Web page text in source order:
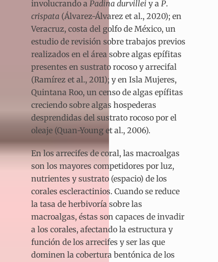
involucrando a Padina durvillei y a P.
crispata (Álvarez-Álvarez et al., 2020); en
Veracruz, costa del golfo de México, un
estudio de revisión sobre trabajos previos
realizados en el área sobre algas epífitas
presentes en sustrato rocoso y arrecifal
(Ramírez et al., 2011); y en Isla Mujeres,
Quintana Roo, un censo de algas epífitas
creciendo sobre algas hospederas
desprendidas del sustrato rocoso por el
oleaje (Quan-Young et al., 2006).
En los arrecifes de coral, las macroalgas
son los mayores competidores por luz,
nutrientes y sustrato (espacio) de los
corales escleractinios. Cuando se reduce
la tasa de herbivoría sobre las
macroalgas, éstas son capaces de invadir
a los corales, afectando la estructura y
función de los arrecifes y ser las que
dominen la cobertura bentónica de los